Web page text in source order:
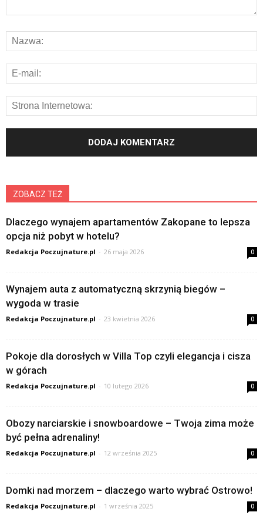
ZOBACZ TEŻ
Dlaczego wynajem apartamentów Zakopane to lepsza
opcja niż pobyt w hotelu?
Redakcja Poczujnature.pl - 26 maja 2026 0
Wynajem auta z automatyczną skrzynią biegów –
wygoda w trasie
Redakcja Poczujnature.pl - 23 kwietnia 2026 0
Pokoje dla dorosłych w Villa Top czyli elegancja i cisza
w górach
Redakcja Poczujnature.pl - 10 lutego 2026 0
Obozy narciarskie i snowboardowe – Twoja zima może
być pełna adrenaliny!
Redakcja Poczujnature.pl - 12 września 2025 0
Domki nad morzem – dlaczego warto wybrać Ostrowo!
Redakcja Poczujnature.pl - 1 września 2025 0